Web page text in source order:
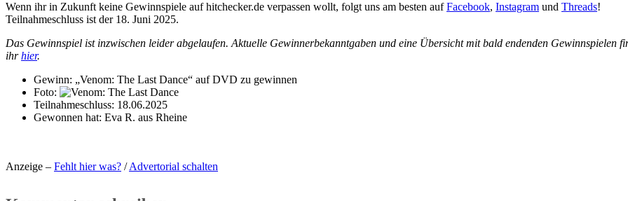
Wenn ihr in Zukunft keine Gewinnspiele auf hitchecker.de verpassen wollt, folgt uns am besten aufFacebook, Instagram und Threads!
Teilnahmeschluss ist der 18. Juni 2025.
Das Gewinnspiel ist inzwischen leider abgelaufen. Aktuelle Gewinnerbekanntgaben und eine Übersicht mit bald endenden Gewinnspielen
ihrhier.
Gewinn: „Venom: The Last Dance“ auf DVD zu gewinnen
Foto:
Teilnahmeschluss: 18.06.2025
Gewonnen hat: Eva R. aus Rheine
Anzeige – Fehlt hier was? /Advertorial schalten